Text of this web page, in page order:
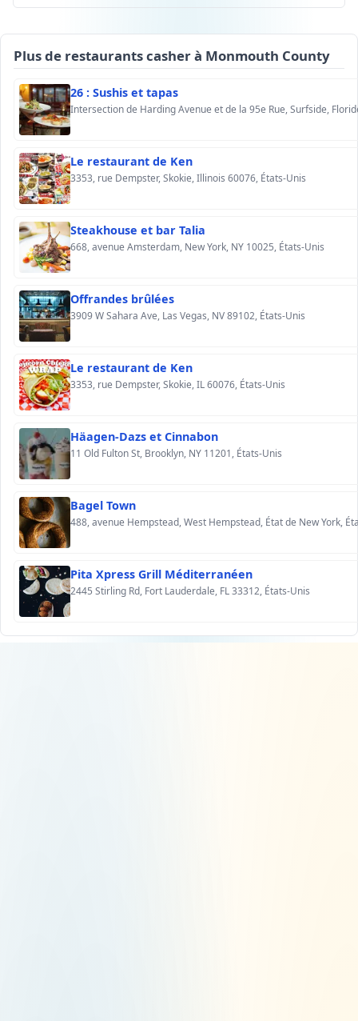
Plus de restaurants casher à Monmouth County
26 : Sushis et tapas
Le restaurant de Ken
3353, rue Dempster, Skokie, Illinois 60076, États-Unis
Steakhouse et bar Talia
668, avenue Amsterdam, New York, NY 10025, États-Unis
Offrandes brûlées
3909 W Sahara Ave, Las Vegas, NV 89102, États-Unis
Le restaurant de Ken
3353, rue Dempster, Skokie, IL 60076, États-Unis
Häagen-Dazs et Cinnabon
11 Old Fulton St, Brooklyn, NY 11201, États-Unis
Bagel Town
488, avenue Hempstead, West Hempstead, État de New York,
Pita Xpress Grill Méditerranéen
2445 Stirling Rd, Fort Lauderdale, FL 33312, États-Unis